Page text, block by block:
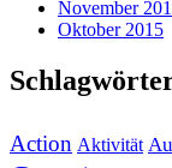
November
Oktober 2015
Action Aktivität